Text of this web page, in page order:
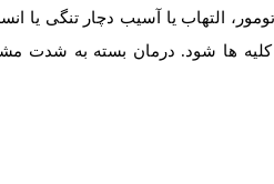
التهاب یا آسیب دچار تنگی یا
کلیه ها شود. درمان بسته به شدت